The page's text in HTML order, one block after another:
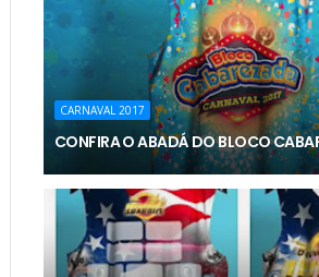
CARNAVAL 2017
CONFIRA O ABADÁ DO BLOCO